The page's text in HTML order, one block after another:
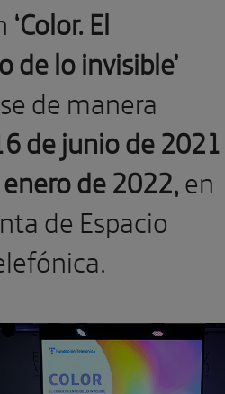
‘Color. El
lo invisible’
de manera
de junio de 2021
de 2022,en
de Espacio